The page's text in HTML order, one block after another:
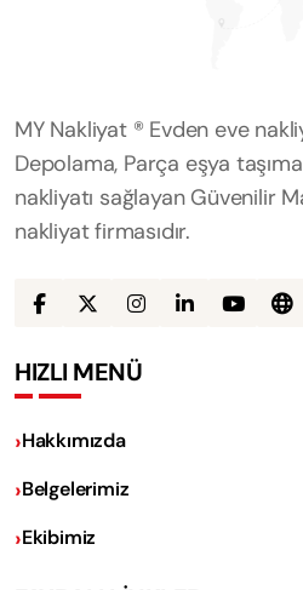
MY Nakliyat ® Evden eve
Depolama, Parça eşya
nakliyatı sağlayan Güvenilir
nakliyat firmasıdır.
HIZLI MENÜ
Hakkımızda
Belgelerimiz
Ekibimiz